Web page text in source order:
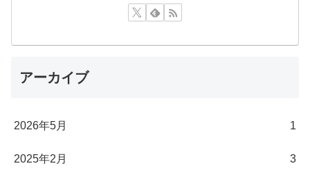
アーカイブ
2026年5月 1
2025年2月 3